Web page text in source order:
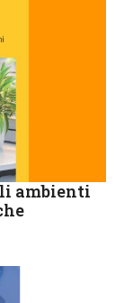
ambienti